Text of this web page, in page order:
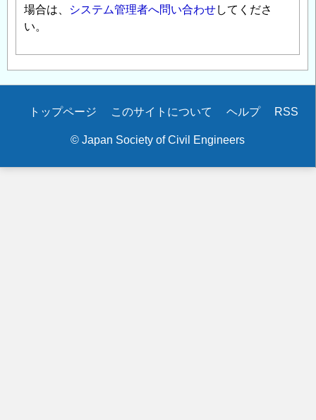
場合は、
システム管理者へ問い合わせしてくださ
い。
Secondary
トップページ このサイトについて ヘルプ RSS
© Japan Society of Civil Engineers